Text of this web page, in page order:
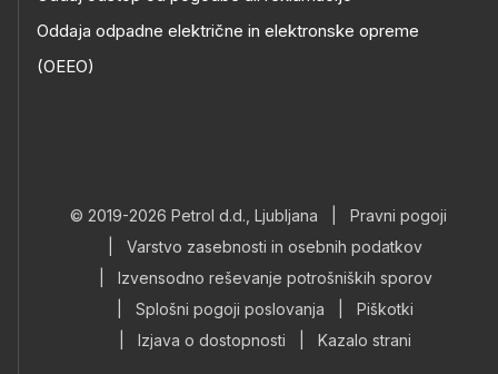
Oddaja odpadne električne in elektronske opreme
(OEEO)
© 2019-2026 Petrol d.d., Ljubljana
Pravni pogoji
Varstvo zasebnosti in osebnih podatkov
Izvensodno reševanje potrošniških sporov
Splošni pogoji poslovanja
Piškotki
Izjava o dostopnosti Kazalo strani